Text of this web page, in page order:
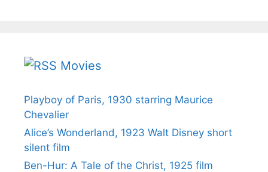
Movies
Playboy of Paris, 1930 starring Maurice
Chevalier
Alice’s Wonderland, 1923 Walt Disney short
silent film
Ben-Hur: A Tale of the Christ, 1925 film